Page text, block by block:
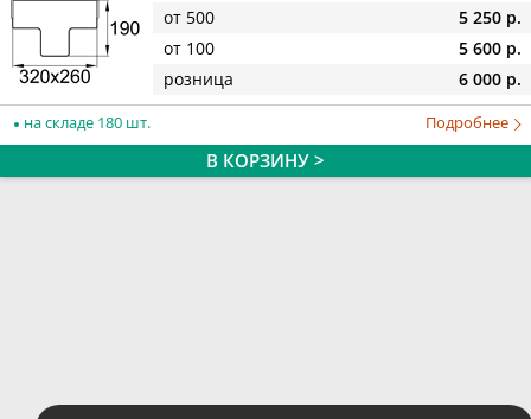
от 500
5 250 р.
от 100
5 600 р.
розница
6 000 р.
на складе 180 шт. Подробнее
В КОРЗИНУ >